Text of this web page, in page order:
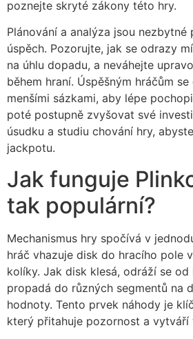
poznejte skryté zákony této hry.
Plánování a analýza jsou nezbytné
úspěch. Pozorujte, jak se odrazy
na úhlu dopadu, a neváhejte
během hraní. Úspěšným hráčům
menšími sázkami, aby lépe
poté postupně zvyšovat své
úsudku a studiu chování hry,
jackpotu.
Jak funguje
tak populární?
Mechanismus hry spočívá v
hráč vhazuje disk do hracího pole
kolíky. Jak disk klesá, odráží se
propadá do různých segmentů na
hodnoty. Tento prvek náhody je
který přitahuje pozornost a vytváří